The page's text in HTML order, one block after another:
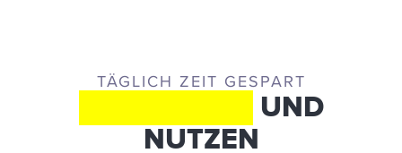
TÄGLICH ZEIT GESPART
UND
NUTZEN